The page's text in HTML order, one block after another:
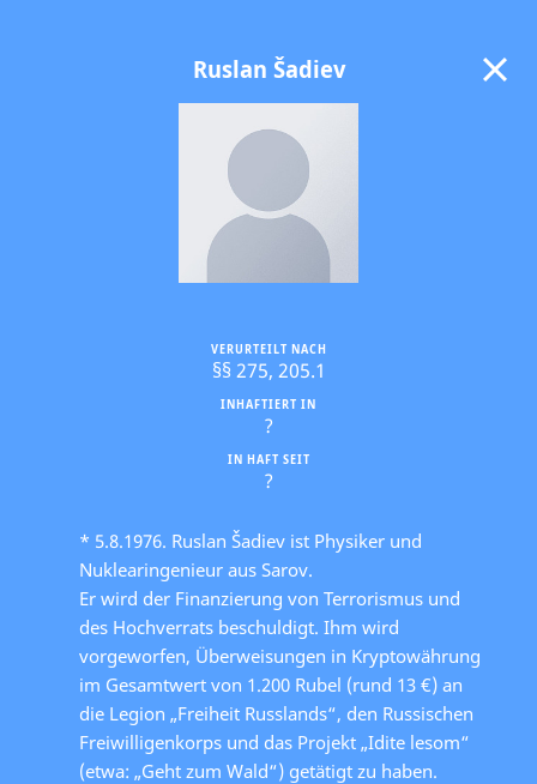
Ruslan Šadiev
IN HAFT SEIT
?
INHAFTIERT IN
?
VERURTEILT NACH
§§ 275, 205.1
* 5.8.1976. Ruslan Šadiev ist Physiker und
Nuklearingenieur aus Sarov.
Er wird der Finanzierung von Terrorismus und
des Hochverrats beschuldigt. Ihm wird
vorgeworfen, Überweisungen in Kryptowährung
im Gesamtwert von 1.200 Rubel (rund 13 €) an
die Legion „Freiheit Russlands“, den Russischen
Freiwilligenkorps und das Projekt „Idite lesom“
(etwa: „Geht zum Wald“) getätigt zu haben.